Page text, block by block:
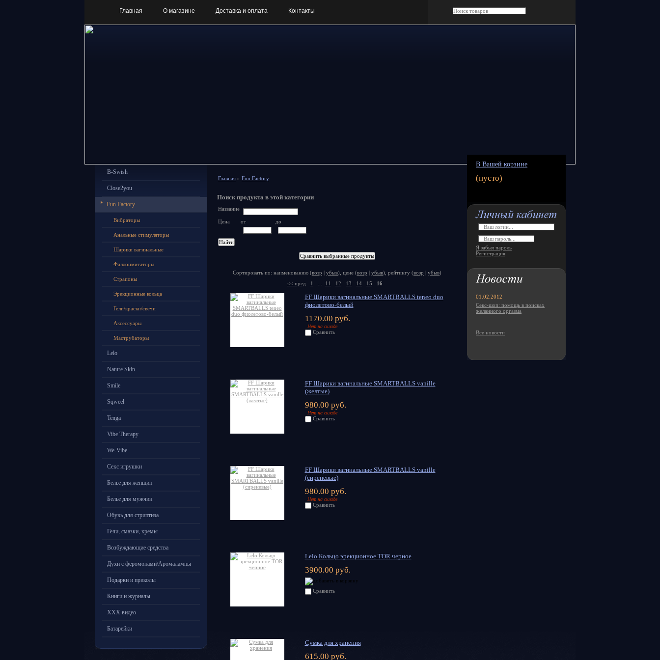
Главная О магазине Доставка и оплата Контакты
B-Swish
Close2you
Fun Factory
Вибраторы
Анальные стимуляторы
Шарики вагинальные
Фаллоимитаторы
Страпоны
Эрекционные кольца
Гели/краски/свечи
Аксессуары
Маструбаторы
Lelo
Nature Skin
Smile
Sqweel
Tenga
Vibe Therapy
We-Vibe
Секс игрушки
Белье для женщин
Белье для мужчин
Обувь для стриптиза
Гели, смазки, кремы
Возбуждающие средства
Духи с феромонами\Аромалампы
Подарки и приколы
Книги и журналы
ХХХ видео
Батарейки
Главная » Fun Factory
Поиск продукта в этой категории
Название
Цена от до
Сортировать по: наименованию (возр | убыв), цене (возр | убыв), рейтингу (возр | убыв)
<< пред
1 11 12 13 14 15 16
FF Шарики вагинальные SMARTBALLS teneo duo
фиолетово-белый
1170.00 руб.
Нет на складе
Сравнить
FF Шарики вагинальные SMARTBALLS vanille
(желтые)
980.00 руб.
Нет на складе
Сравнить
FF Шарики вагинальные SMARTBALLS vanille
(сиреневые)
980.00 руб.
Нет на складе
Сравнить
Lelo Кольцо эрекционное ТOR черное
3900.00 руб.
Сравнить
Сумка для хранения
615.00 руб.
В Вашей корзине
(пусто)
Я забыл пароль
Регистрация
01.02.2012
Секс-шоп: помощь в поисках
желанного оргазма
Все новости